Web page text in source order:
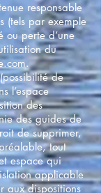
responsable
(tels par exemple
ou perte d’une
du
.
de
l’espace
des
des guides de
de supprimer,
tout
espace qui
applicable
aux dispositions